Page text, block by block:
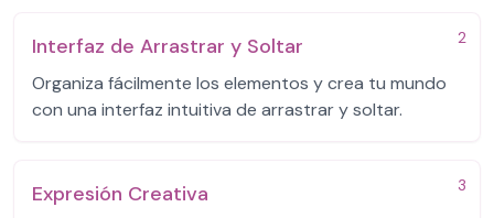
2
Interfaz de Arrastrar y Soltar
Organiza fácilmente los elementos y crea tu mundo
con una interfaz intuitiva de arrastrar y soltar.
3
Expresión Creativa